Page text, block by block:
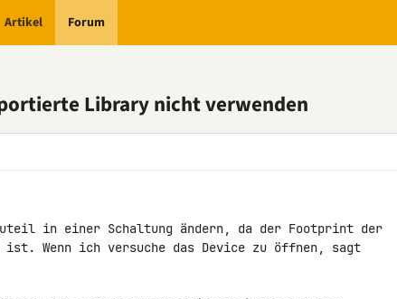
Artikel Forum
Library nicht verwenden
in einer Schaltung ändern, da der Footprint der
ist. Wenn ich versuche das Device zu öffnen, sagt